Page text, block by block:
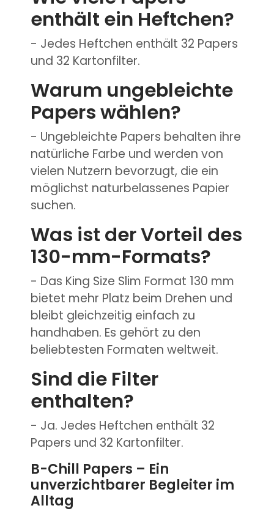
enthält ein Heftchen?
- Jedes Heftchen enthält 32 Papers
und 32 Kartonfilter.
Warum ungebleichte
Papers wählen?
- Ungebleichte Papers behalten ihre
natürliche Farbe und werden von
vielen Nutzern bevorzugt, die ein
möglichst naturbelassenes Papier
suchen.
Was ist der Vorteil des
130-mm-Formats?
- Das King Size Slim Format 130 mm
bietet mehr Platz beim Drehen und
bleibt gleichzeitig einfach zu
handhaben. Es gehört zu den
beliebtesten Formaten weltweit.
Sind die Filter
enthalten?
- Ja. Jedes Heftchen enthält 32
Papers und 32 Kartonfilter.
B-Chill Papers – Ein
unverzichtbarer Begleiter im
Alltag